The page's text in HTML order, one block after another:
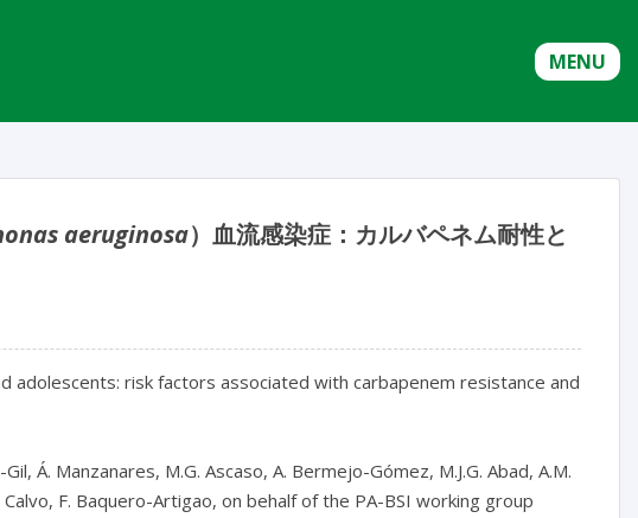
MENU
aeruginosa）血流感染症：カルバペネム耐性と
adolescents: risk factors associated with carbapenem resistance and
Á. Manzanares, M.G. Ascaso, A. Bermejo-Gómez, M.J.G. Abad, A.M.
Calvo, F. Baquero-Artigao, on behalf of the PA-BSI working group